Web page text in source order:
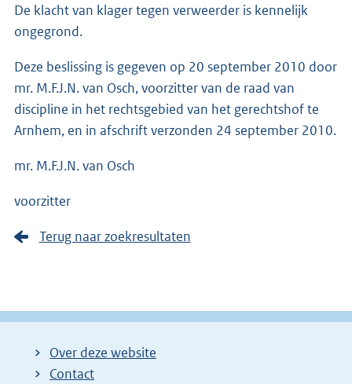
De klacht van klager tegen verweerder is kennelijk
ongegrond.
Deze beslissing is gegeven op 20 september 2010 door
mr. M.F.J.N. van Osch, voorzitter van de raad van
discipline in het rechtsgebied van het gerechtshof te
Arnhem, en in afschrift verzonden 24 september 2010.
mr. M.F.J.N. van Osch
voorzitter
Terug naar zoekresultaten
Over deze website
Contact